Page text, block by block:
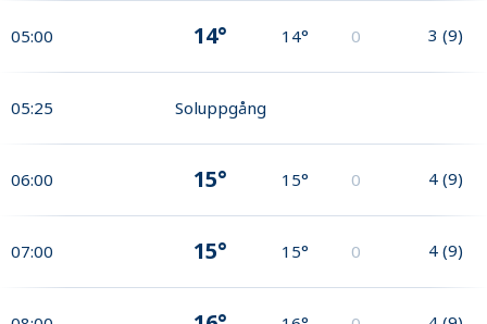
05:00 14° 14° 0 3 (9)
05:25 Soluppgång
06:00 15° 15° 0 4 (9)
07:00 15° 15° 0 4 (9)